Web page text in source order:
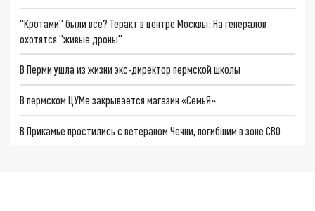
"Кротами" были все? Теракт в центре Москвы: На генералов
охотятся "живые дроны"
В Перми ушла из жизни экс-директор пермской школы
В пермском ЦУМе закрывается магазин «СемьЯ»
В Прикамье простились с ветераном Чечни, погибшим в зоне СВО